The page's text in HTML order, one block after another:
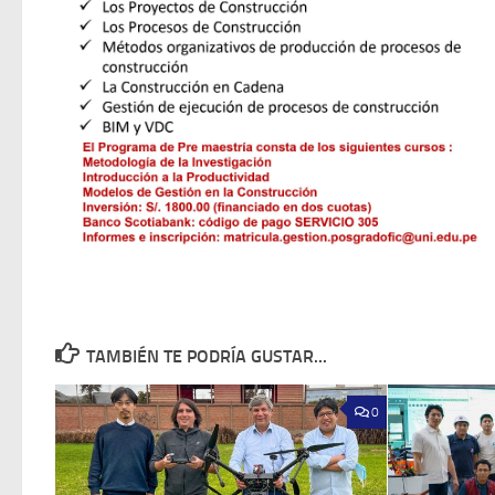
TAMBIÉN TE PODRÍA GUSTAR...
0